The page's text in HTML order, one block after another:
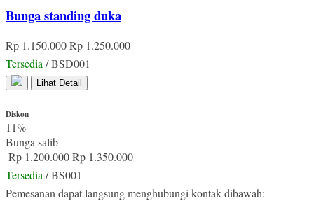
Bunga standing duka
Rp 1.150.000Rp 1.250.000
Tersedia / BSD001
Lihat Detail
Diskon
11%
Bunga salib
Rp 1.200.000Rp 1.350.000
Tersedia / BS001
Pemesanan dapat langsung menghubungi kontak dibawah: